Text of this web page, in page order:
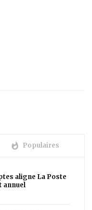
whatshot Populaires
aligne La Poste
annuel